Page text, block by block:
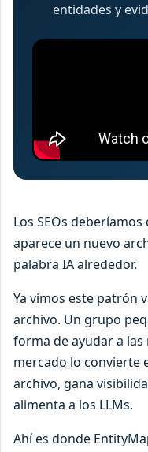
entidades y
Los SEOs
aparece un nuevo
palabra IA alrededor.
Ya vimos este patrón
archivo. Un grupo
forma de ayudar a las
mercado lo convierte
archivo, gana
alimenta a los LLMs.
Ahí es donde